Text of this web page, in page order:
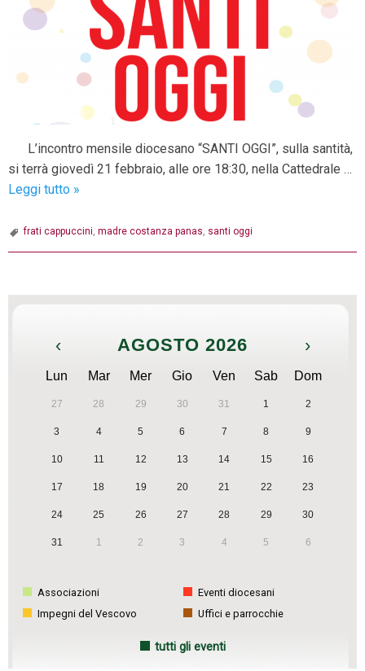
L’incontro mensile diocesano “SANTI OGGI”, sulla santità,
si terrà giovedì 21 febbraio, alle ore 18:30, nella Cattedrale …
Leggi tutto La
a
Fabriano:
»
frati cappuccini, madre costanza panas, santi oggi
‹ AGOSTO 2026 ›
Lun Mar Mer Gio Ven Sab Dom
27 28 29 30 31 1 2
3 4 5 6 7 8 9
10 11 12 13 14 15 16
17 18 19 20 21 22 23
24 25 26 27 28 29 30
31 1 2 3 4 5 6
Associazioni
Eventi diocesani
Impegni del Vescovo
Uffici e parrocchie
tutti gli eventi